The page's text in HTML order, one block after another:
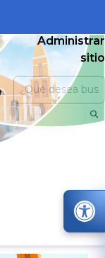
Administrar
sitio